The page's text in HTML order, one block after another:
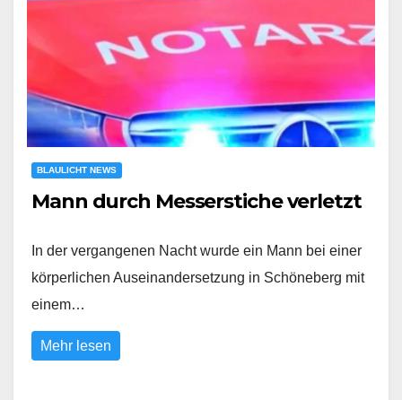
BLAULICHT NEWS
Mann durch Messerstiche verletzt
In der vergangenen Nacht wurde ein Mann bei einer
körperlichen Auseinandersetzung in Schöneberg mit
einem…
Mehr lesen